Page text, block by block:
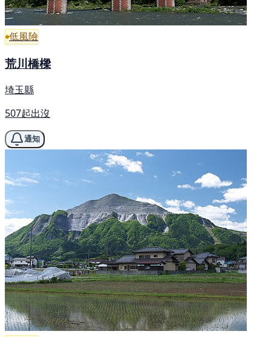
低風險
荒川橋樑
埼玉縣
507起出沒
通知